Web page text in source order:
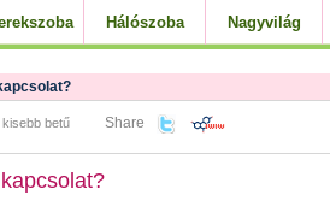
Hálószoba Nagyvilág
Share
kisebb betű